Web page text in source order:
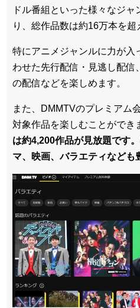
ドル番組といった様々なジ
り、総作品数は約16万本を超
特にアニメジャンルに力が入
わせた先行配信・見逃し配信
の配信などを楽しめます。
また、DMMTVのプレミアム
対象作品を楽しむことができ
は約4,200作品が見放題です
マ、映画、バラエティなども